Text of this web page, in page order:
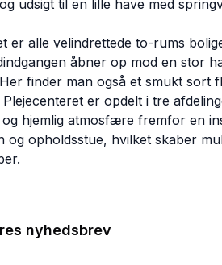
udsigt til en lille have med
er alle velindrettede to-rums
åbner op mod en stor
finder man også et smukt sort
er opdelt i tre
og hjemlig atmosfære fremfor en
og opholdsstue, hvilket skaber
nyhedsbrev